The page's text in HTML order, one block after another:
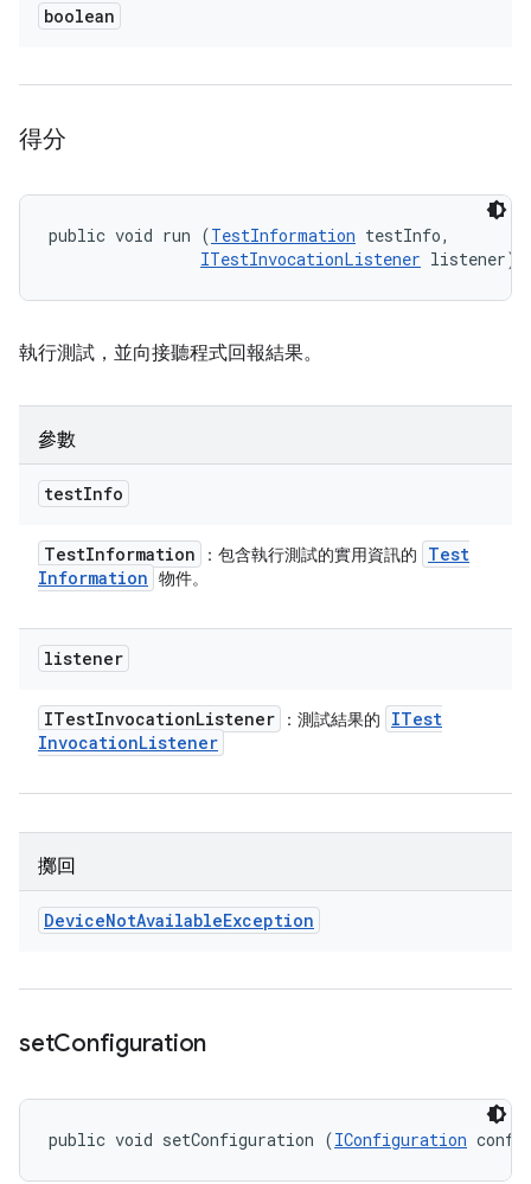
boolean
得分
public void run (TestInformation testInfo,
ITestInvocationListener listener)
執行測試，並向接聽程式回報結果。
參數
testInfo
TestInformation ：包含執行測試的實用資訊的
Test
Information 物件。
listener
ITestInvocationListener ：測試結果的
ITest
InvocationListener
擲回
DeviceNotAvailableException
setConfiguration
public void setConfiguration (IConfiguration